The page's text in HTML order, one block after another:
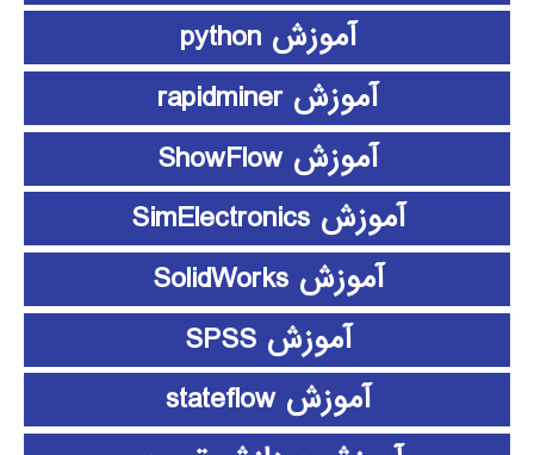
آموزش python
آموزش rapidminer
آموزش ShowFlow
آموزش SimElectronics
آموزش SolidWorks
آموزش SPSS
آموزش stateflow